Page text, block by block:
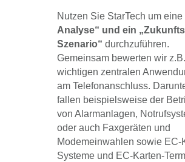
Nutzen Sie StarTech um eine
Analyse“ und ein
Szenario“ durchzuführen.
Gemeinsam bewerten wir
wichtigen zentralen
am Telefonanschluss.
fallen beispielsweise der
von Alarmanlagen,
oder auch Faxgeräten und
Modemeinwahlen sowie EC-
Systeme und EC-Karten-